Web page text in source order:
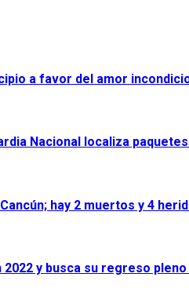
a favor del amor
Nacional localiza
hay 2 muertos y 4
y busca su regreso pleno